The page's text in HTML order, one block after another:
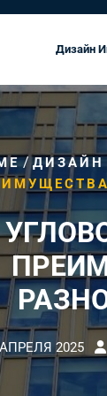
Дизайн
/ДИЗАЙН
2025